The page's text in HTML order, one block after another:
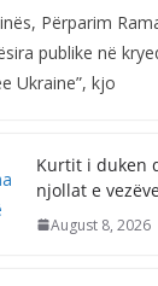
Përparim
publike në
Ukraine”, kjo
Kurtit i duken
njollat e
August 8, 2026